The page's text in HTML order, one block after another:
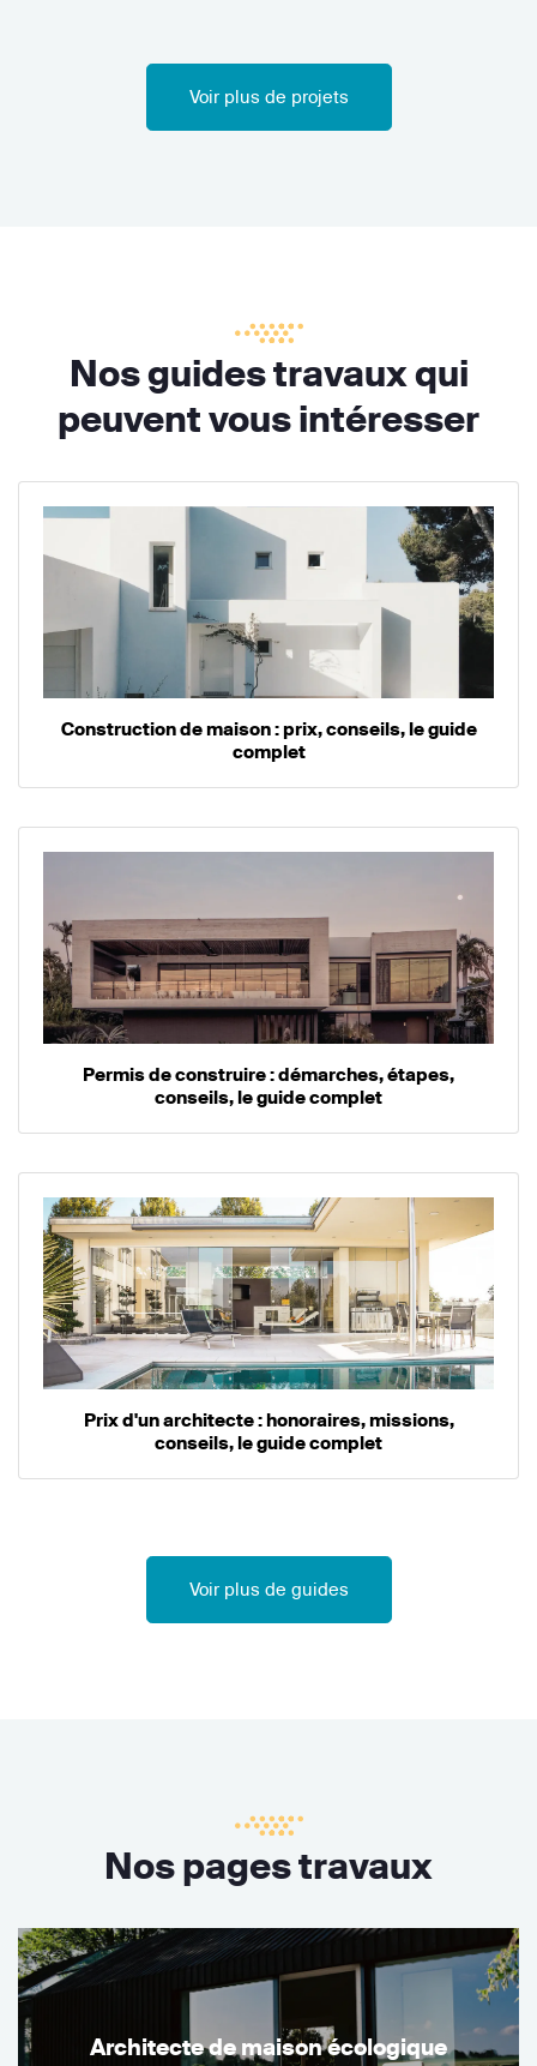
Voir plus de projets
Nos guides travaux qui
peuvent vous intéresser
Construction de maison : prix, conseils, le guide
complet
Permis de construire : démarches, étapes,
conseils, le guide complet
Prix d'un architecte : honoraires, missions,
conseils, le guide complet
Voir plus de guides
Nos pages travaux
Architecte de maison écologique